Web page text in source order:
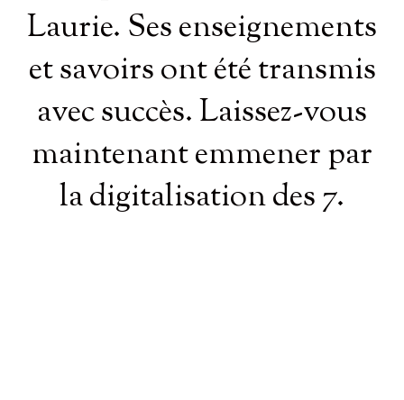
Laurie. Ses enseignements
et savoirs ont été transmis
avec succès. Laissez-vous
maintenant emmener par
la digitalisationdes 7.